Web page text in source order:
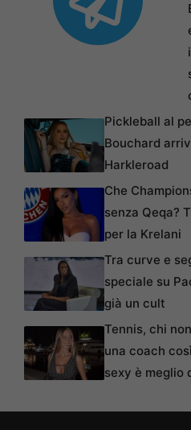
Pickleball al
Bouchard
Harkleroad
Che
senza Qeqa?
per la Krelani
Tra curve e
speciale su
già un cult
Tennis, chi
una coach
sexy è meglio